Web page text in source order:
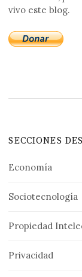
vivo este blog.
SECCIONES
Economía
Sociotecnología
Propiedad
Privacidad